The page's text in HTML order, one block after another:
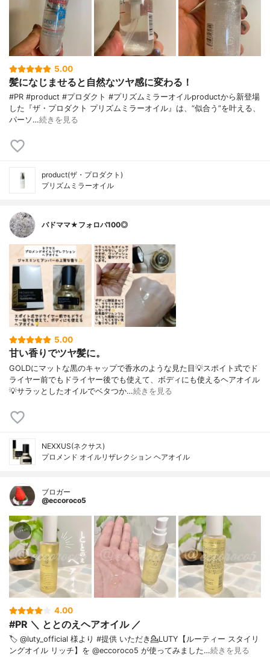
5.00
髪になじませると自然なツヤ感に変わる！
#PR #product #プロダクト #プリズムミラーオイルproductから新登場
した『ザ・プロダクト プリズムミラーオイル』は、“似合う”を叶える、
パーソ…続きを見る
product(ザ・プロダクト)
プリズムミラーオイル
バドママ★フォロバ100◎
5.00
甘い香りでツヤ髪に。
GOLDにマットな黒のキャップで香水のような見た目💡スポイト式でド
ライヤー前でもドライヤー後でも使えて、ボディにも使えるヘアオイル
💡サラッとしたオイルでベタつか…続きを見る
NEXXUS(ネクサス)
プロメンド オイルリザレクション ヘアオイル
ブロガー
@eccoroco5
4.00
#PR ＼ ととのえヘアオイル ／
🏷️ @luty_official 様より #提供 いただき⁡💁LUTY【ルーティー スタイリ
ングオイル リッチ】を @eccoroco5 が使ってみました⁡⁡…続きを見る